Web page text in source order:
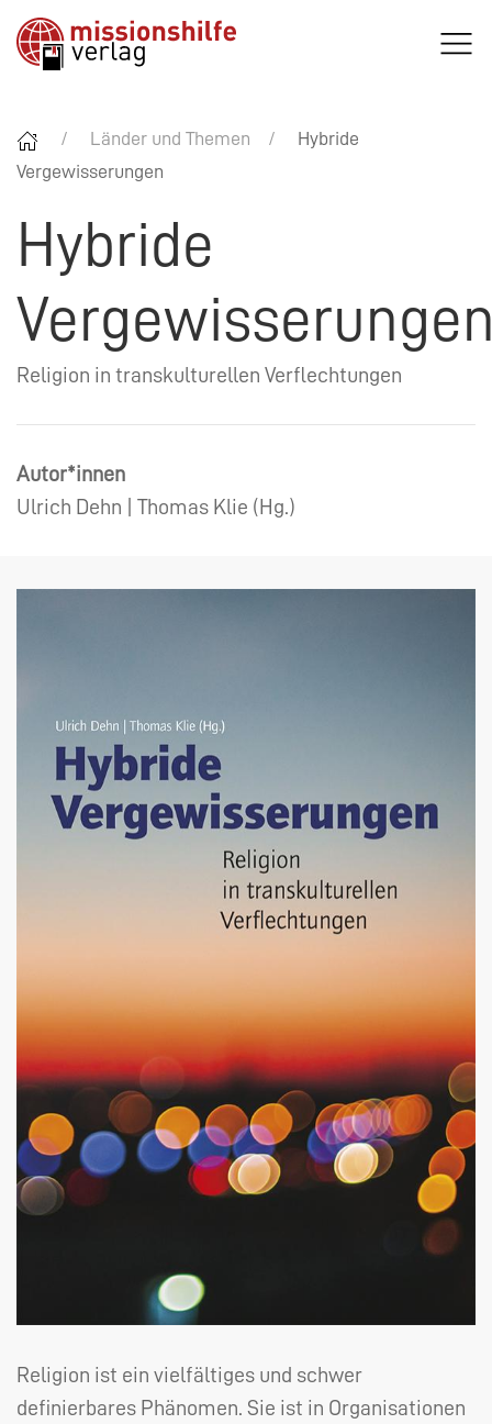
Länder und Themen
Hybride
Vergewisserungen
Hybride
Religion in transkulturellen Verflechtungen
Autor*innen
Ulrich Dehn | Thomas Klie (Hg.)
Religion ist ein vielfältiges und schwer
definierbares Phänomen. Sie ist in Organisationen